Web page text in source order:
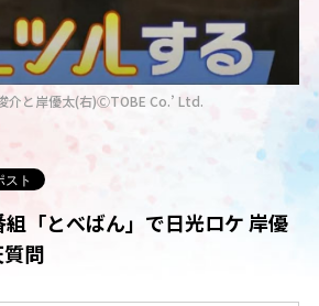
介と岸優太(右)ⒸTOBE Co.’ Ltd.
「とべばん」で日光ロケ 岸優
問